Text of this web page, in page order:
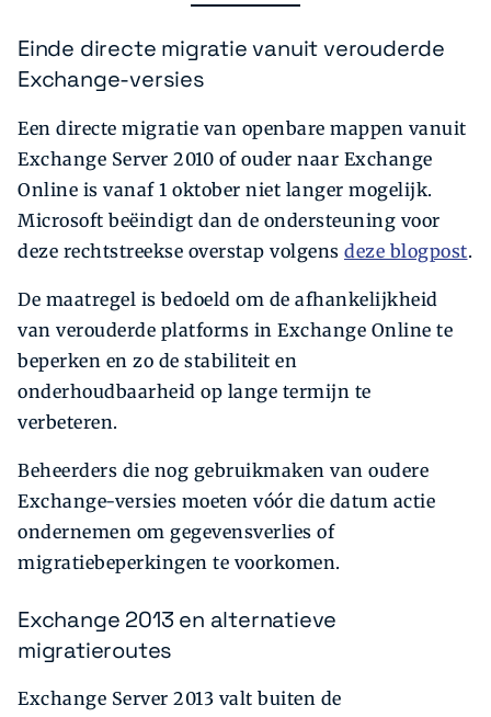
Einde directe migratie vanuit verouderde
Exchange-versies
Een directe migratie van openbare mappen vanuit
Exchange Server 2010 of ouder naar Exchange
Online is vanaf 1 oktober niet langer mogelijk.
Microsoft beëindigt dan de ondersteuning voor
deze rechtstreekse overstap volgens deze blogpost.
De maatregel is bedoeld om de afhankelijkheid
van verouderde platforms in Exchange Online te
beperken en zo de stabiliteit en
onderhoudbaarheid op lange termijn te
verbeteren.
Beheerders die nog gebruikmaken van oudere
Exchange-versies moeten vóór die datum actie
ondernemen om gegevensverlies of
migratiebeperkingen te voorkomen.
Exchange 2013 en alternatieve
migratieroutes
Exchange Server 2013 valt buiten de